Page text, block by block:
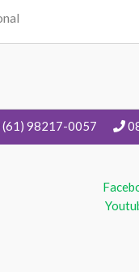
(61) 98217-0057